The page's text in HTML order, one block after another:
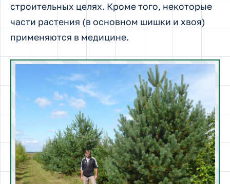
строительных целях. Кроме того, некоторые
части растения (в основном шишки и хвоя)
применяются в медицине.